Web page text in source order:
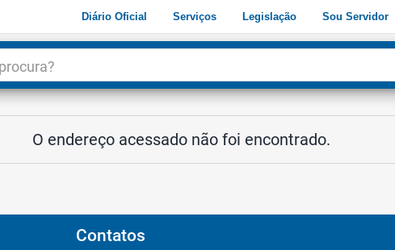
Diário Oficial Serviços Legislação Sou Servidor
O endereço acessado não foi encontrado.
Contatos